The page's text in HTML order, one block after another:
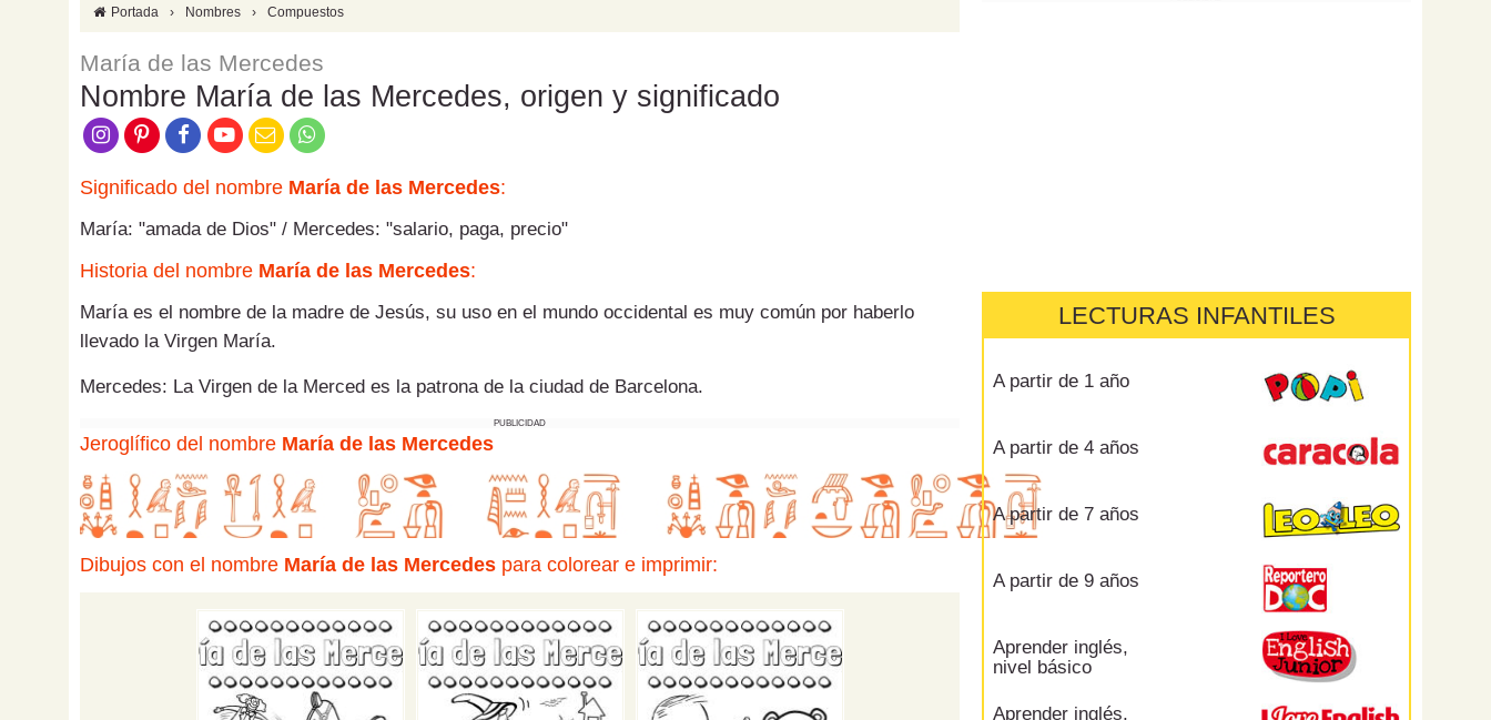
Portada › Nombres › Compuestos
María de las Mercedes
Nombre María de las Mercedes, origen y significado
Significado del nombre María de las Mercedes:
María: "amada de Dios" / Mercedes: "salario, paga, precio"
Historia del nombre María de las Mercedes:
María es el nombre de la madre de Jesús, su uso en el mundo occidental es muy común por haberlo
llevado la Virgen María.
Mercedes: La Virgen de la Merced es la patrona de la ciudad de Barcelona.
PUBLICIDAD
Jeroglífico del nombre María de las Mercedes
Dibujos con el nombre María de las Mercedes para colorear e imprimir:
LECTURAS INFANTILES
A partir de 1 año
A partir de 4 años
A partir de 7 años
A partir de 9 años
Aprender inglés,
nivel básico
Aprender inglés,